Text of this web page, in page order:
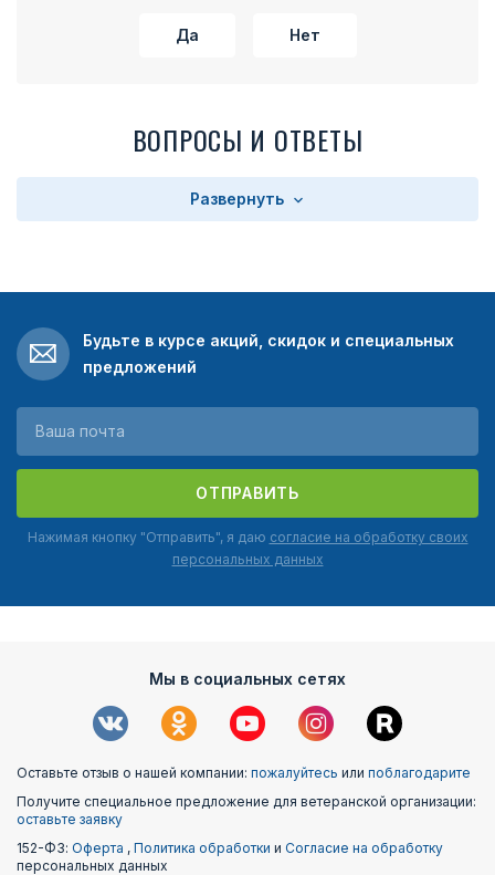
Да Нет
ВОПРОСЫ И ОТВЕТЫ
Развернуть
Будьте в курсе акций, скидок и специальных
предложений
ОТПРАВИТЬ
Нажимая кнопку "Отправить", я даю согласие на обработку своих
персональных данных
Мы в социальных сетях
Оставьте отзыв о нашей компании: пожалуйтесь или поблагодарите
Получите специальное предложение для ветеранской организации:
оставьте заявку
152-ФЗ: Оферта , Политика обработки и Согласие на обработку
персональных данных